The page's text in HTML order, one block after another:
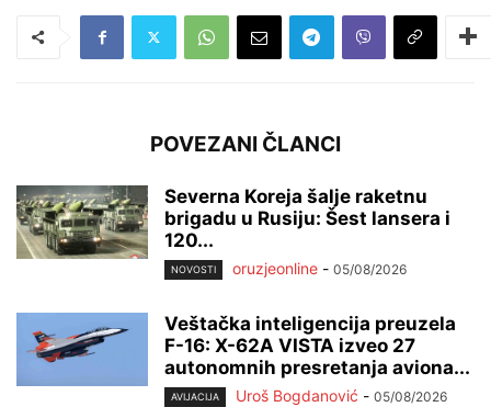
POVEZANI ČLANCI
Severna Koreja šalje raketnu
brigadu u Rusiju: Šest lansera i
120...
NOVOSTI oruzjeonline - 05/08/2026
Veštačka inteligencija preuzela
F-16: X-62A VISTA izveo 27
autonomnih presretanja aviona...
AVIJACIJA Uroš Bogdanović - 05/08/2026